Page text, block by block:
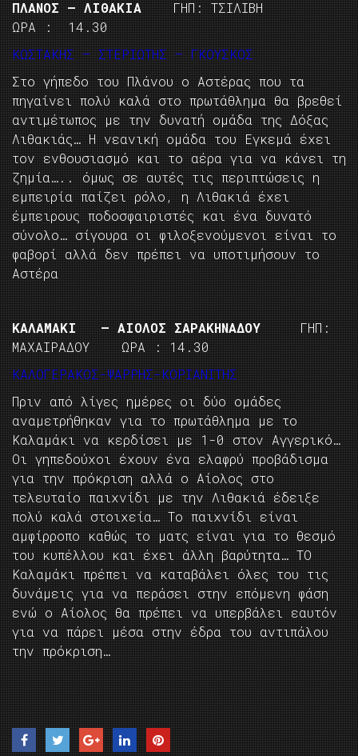
ΠΛΑΝΟΣ – ΛΙΘΑΚΙΑ
ΓΗΠ: ΤΣΙΛΙΒΗ
ΩΡΑ : 14.30
ΚΩΣΤΑΚΗΣ – ΣΤΕΡΙΩΤΗΣ – ΓΚΟΥΣΚΟΣ
Στο γήπεδο του Πλάνου ο Αστέρας που τα
πηγαίνει πολύ καλά στο πρωτάθλημα θα βρεθεί
αντιμέτωπος με την δυνατή ομάδα της Δόξας
Λιθακιάς… Η νεανική ομάδα του Εγκεμά έχει
τον ενθουσιασμό και το αέρα για να κάνει τη
ζημία….. όμως σε αυτές τις περιπτώσεις η
εμπειρία παίζει ρόλο, η Λιθακιά έχει
έμπειρους ποδοσφαιριστές και ένα δυνατό
σύνολο… σίγουρα οι φιλοξενούμενοι είναι το
φαβορί αλλά δεν πρέπει να υποτιμήσουν το
Αστέρα
ΚΑΛΑΜΑΚΙ – ΑΙΟΛΟΣ ΣΑΡΑΚΗΝΑΔΟΥ ΓΗΠ:
ΜΑΧΑΙΡΑΔΟΥ ΩΡΑ : 14.30
ΚΑΛΟΓΕΡΑΚΟΣ-ΨΑΡΡΗΣ-ΚΟΡΙΑΝΙΤΗΣ
Πριν από λίγες ημέρες οι δύο ομάδες
αναμετρήθηκαν για το πρωτάθλημα με το
Καλαμάκι να κερδίσει με 1-0 στον Αγγερικό…
Οι γηπεδούχοι έχουν ένα ελαφρύ προβάδισμα
για την πρόκριση αλλά ο Αίολος στο
τελευταίο παιχνίδι με την Λιθακιά έδειξε
πολύ καλά στοιχεία… Το παιχνίδι είναι
αμφίρροπο καθώς το ματς είναι για το θεσμό
του κυπέλλου και έχει άλλη βαρύτητα… ΤΟ
Καλαμάκι πρέπει να καταβάλει όλες του τις
δυνάμεις για να περάσει στην επόμενη φάση
ενώ ο Αίολος θα πρέπει να υπερβάλει εαυτόν
για να πάρει μέσα στην έδρα του αντιπάλου
την πρόκριση…